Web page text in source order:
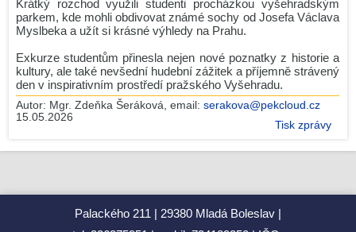
Mannheim Exchange 2026
Věda v ulicích 2026: Barevná věda oživí park Výstaviště
Jediný český tým s medailí!
Srdcem na start, pomocí do cíle! Run and Help 2026 se
Editace rubriky
( pro zaměstnance )
Krátký rozchod využili studenti procházkou vyšehradským
parkem, kde mohli obdivovat známé sochy od Josefa Václava
Myslbeka a užít si krásné výhledy na Prahu.
Exkurze studentům přinesla nejen nové poznatky z historie a
kultury, ale také nevšední hudební zážitek a příjemně strávený
den v inspirativním prostředí pražského Vyšehradu.
Autor: Mgr. Zdeňka Šeráková, email: serakova@pekcloud.cz
15.05.2026
Tisk zprávy
Palackého 211
29380 Mladá Boleslav